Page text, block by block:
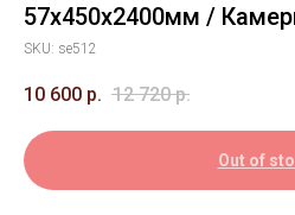
57х450х2400мм /
SKU: se512
10 600 р. 12 720 р.
Out of